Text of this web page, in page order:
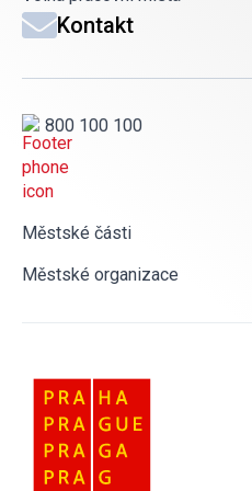
Kontakt
800 100 100
Městské části
Městské organizace